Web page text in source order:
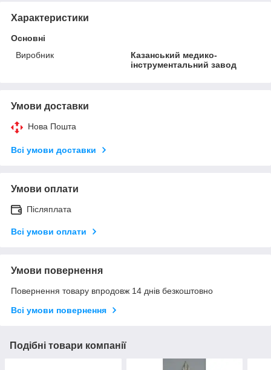
Характеристики
Основні
Виробник
Казанський медико-
інструментальний завод
Умови доставки
Нова Пошта
Всі умови доставки
Умови оплати
Післяплата
Всі умови оплати
Умови повернення
Повернення товару впродовж 14 днів безкоштовно
Всі умови повернення
Подібні товари компанії